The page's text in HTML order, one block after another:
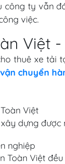
công ty vẫn
việc.
Việt
thuê xe tải
vận chuyển
Việt
dựng
nghiệp
Toàn Việt